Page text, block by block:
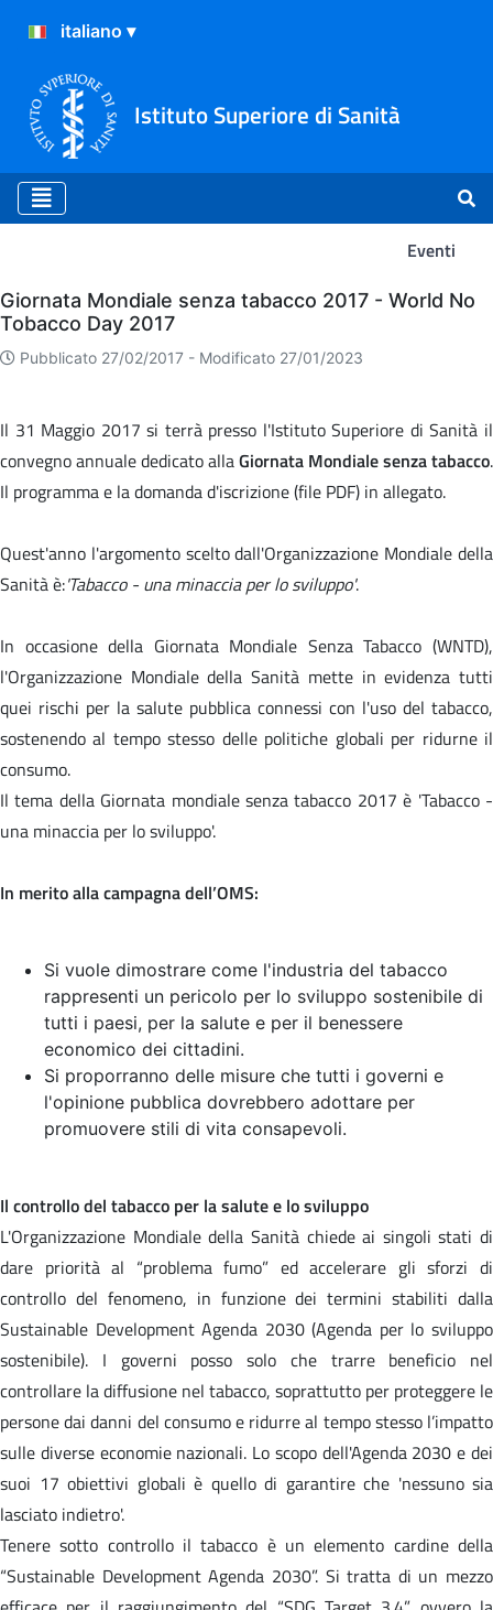
Istituto Superiore di Sanità
Eventi
Eventi
Giornata Mondiale senza tabacco 2017 - World No
Tobacco Day 2017
Pubblicato 27/02/2017 - Modificato 27/01/2023
Il 31 Maggio 2017 si terrà presso l'Istituto Superiore di Sanità il
convegno annuale dedicato allaGiornata Mondiale senza tabacco.
Il programma e la domanda d'iscrizione (file PDF) in allegato.
Quest'anno l'argomento scelto dall'Organizzazione Mondiale della
Sanità è:'Tabacco - una minaccia per lo sviluppo'.
In occasione della Giornata Mondiale Senza Tabacco (WNTD),
l'Organizzazione Mondiale della Sanità mette in evidenza tutti
quei rischi per la salute pubblica connessi con l'uso del tabacco,
sostenendo al tempo stesso delle politiche globali per ridurne il
consumo.
Il tema della Giornata mondiale senza tabacco 2017 è 'Tabacco -
una minaccia per lo sviluppo'.
In merito alla campagna dell’OMS:
Si vuole dimostrare come l'industria del tabacco
rappresenti un pericolo per lo sviluppo sostenibile di
tutti i paesi, per la salute e per il benessere
economico dei cittadini.
Si proporranno delle misure che tutti i governi e
l'opinione pubblica dovrebbero adottare per
promuovere stili di vita consapevoli.
Il controllo del tabacco per la salute e lo sviluppo
L'Organizzazione Mondiale della Sanità chiede ai singoli stati di
dare priorità al “problema fumo” ed accelerare gli sforzi di
controllo del fenomeno, in funzione dei termini stabiliti dalla
Sustainable Development Agenda 2030 (Agenda per lo sviluppo
sostenibile). I governi posso solo che trarre beneficio nel
controllare la diffusione nel tabacco, soprattutto per proteggere le
persone dai danni del consumo e ridurre al tempo stesso l’impatto
sulle diverse economie nazionali. Lo scopo dell'Agenda 2030 e dei
suoi 17 obiettivi globali è quello di garantire che 'nessuno sia
lasciato indietro'.
Tenere sotto controllo il tabacco è un elemento cardine della
“Sustainable Development Agenda 2030”. Si tratta di un mezzo